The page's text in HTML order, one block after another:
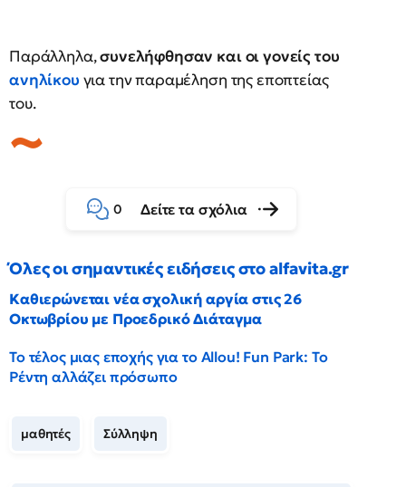
Παράλληλα,συνελήφθησαν και οι γονείς του
ανηλίκου για την παραμέληση της εποπτείας
του.
0 Δείτε τα σχόλια
Όλες οι σημαντικές ειδήσεις στο alfavita.gr
Καθιερώνεται νέα σχολική αργία στις 26
Οκτωβρίου με Προεδρικό Διάταγμα
Το τέλος μιας εποχής για το Allou! Fun Park: Το
Ρέντη αλλάζει πρόσωπο
μαθητές Σύλληψη